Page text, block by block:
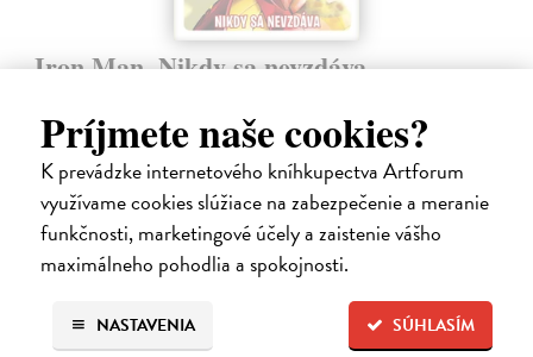
Príjmete naše cookies?
K prevádzke internetového kníhkupectva Artforum
využívame cookies slúžiace na zabezpečenie a meranie
funkčnosti, marketingové účely a zaistenie vášho
maximálneho pohodlia a spokojnosti.
SÚHLASÍM
NASTAVENIA
Iron Man. Nikdy sa nevzdáva
Tony Stark - či už ako miliardár a vynálezca, alebo ako oceľový
bojovník Iron Man - má jediný cieľ: Urobiť zo sveta lepšie a
bezpečnejšie miesto. Aby to dosiahol, nebojí sa vydať ani do tých
najnebezpečnejších…
Na sklade
9,45 €